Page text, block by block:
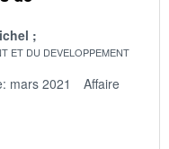
ET DU DEVELOPPEMENT
mars 2021
Affaire